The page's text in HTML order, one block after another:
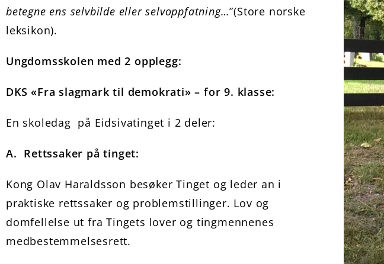
betegne ens selvbilde eller selvoppfatning…”(Store norske
leksikon).
Ungdomsskolen med 2 opplegg:
DKS «Fra slagmark til demokrati» – for 9. klasse:
En skoledag på Eidsivatinget i 2 deler:
A. Rettssaker på tinget:
Kong Olav Haraldsson besøker Tinget og leder an i
praktiske rettssaker og problemstillinger. Lov og
domfellelse ut fra Tingets lover og tingmennenes
medbestemmelsesrett.